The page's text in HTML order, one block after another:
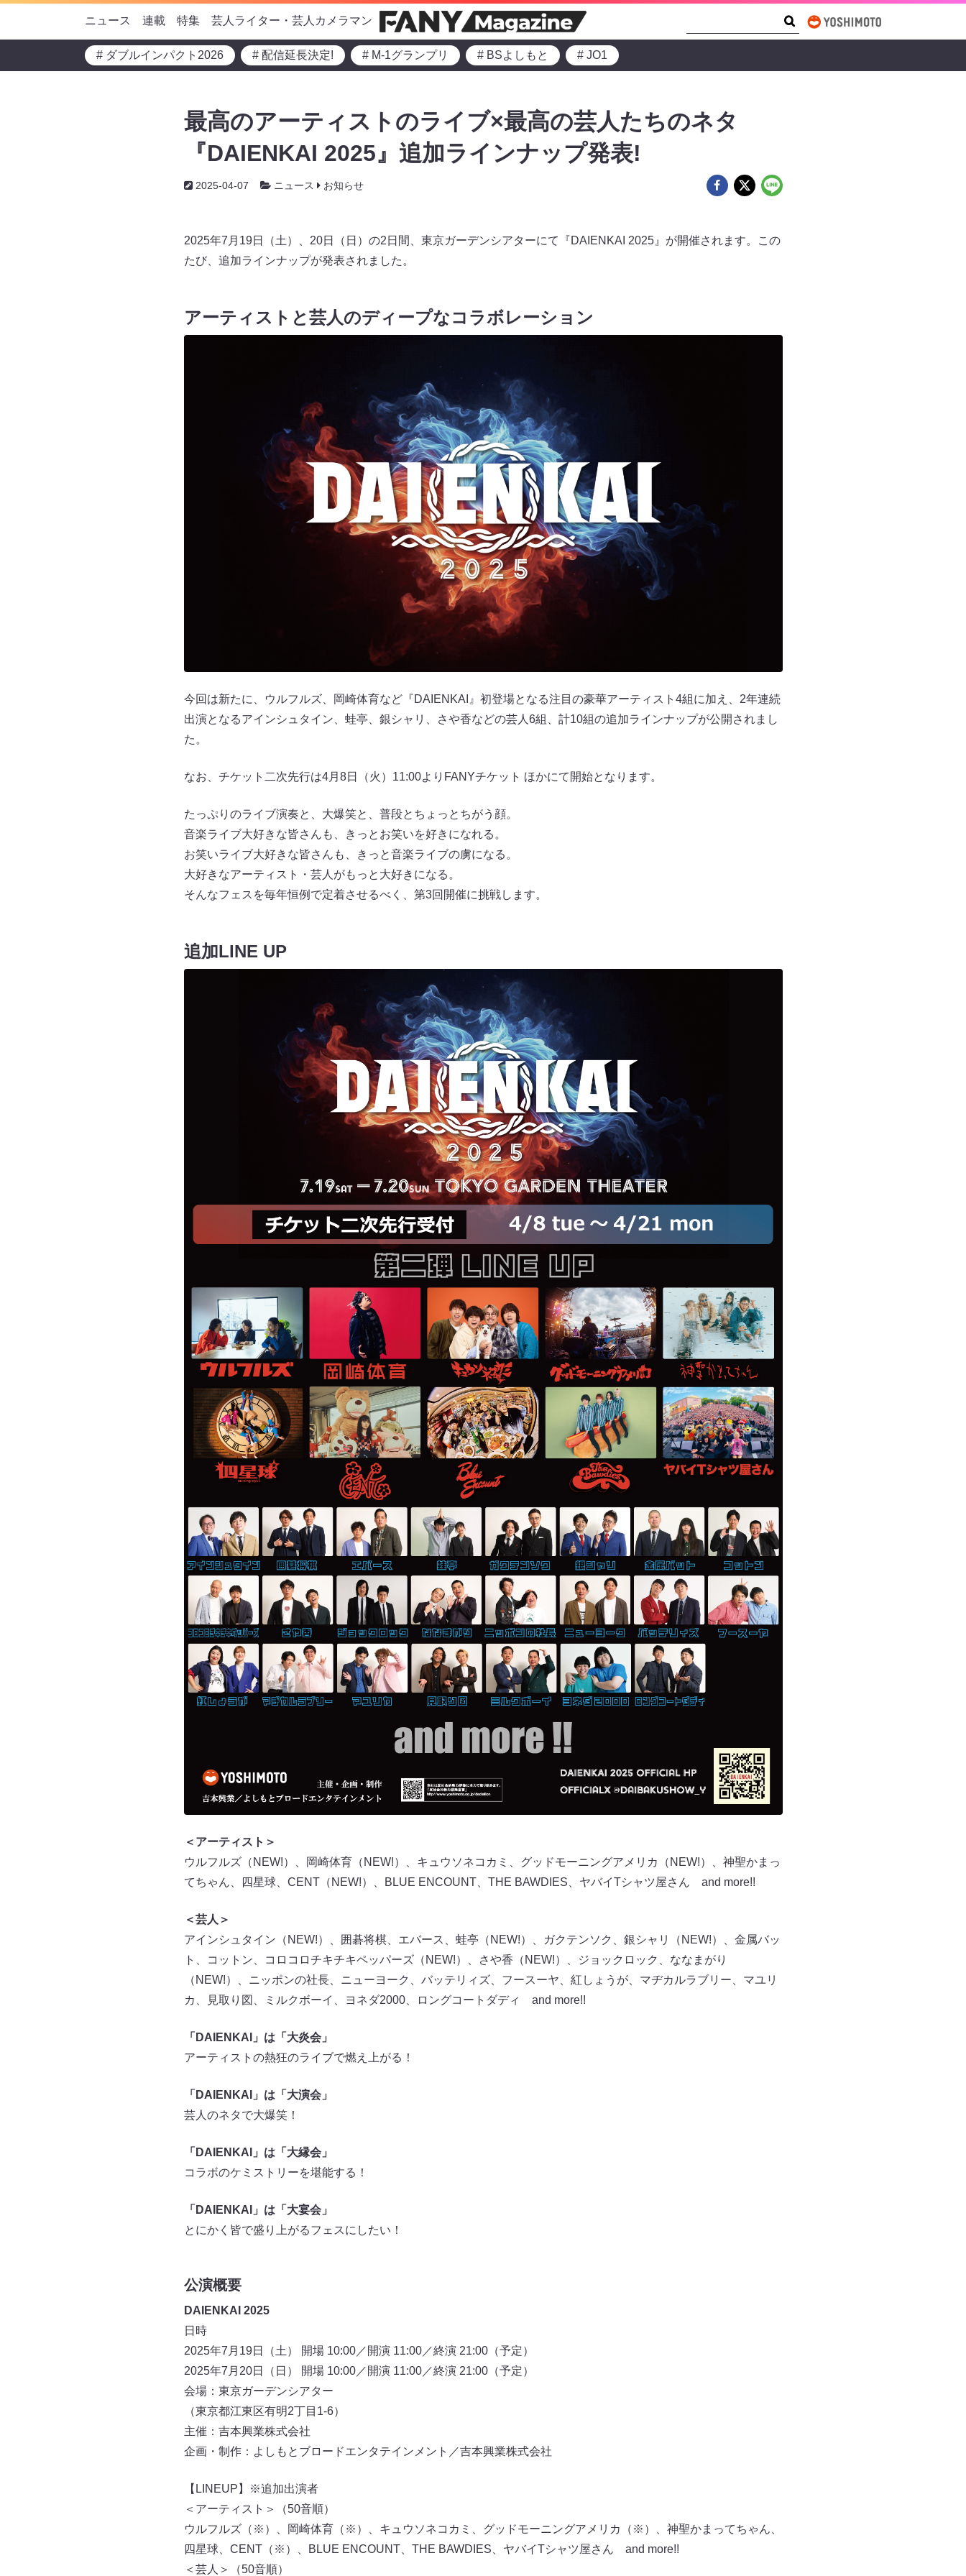
ニュース 連載 特集 芸人ライター・芸人カメラマン
# ダブルインパクト2026 # 配信延長決定! # M-1グランプリ # BSよしもと # JO1
最高のアーティストのライブ×最高の芸人たちのネタ
『DAIENKAI 2025』追加ラインナップ発表!
2025-04-07 ニュース お知らせ
2025年7月19日（土）、20日（日）の2日間、東京ガーデンシアターにて『DAIENKAI 2025』が開催されます。この
たび、追加ラインナップが発表されました。
アーティストと芸人のディープなコラボレーション
今回は新たに、ウルフルズ、岡崎体育など『DAIENKAI』初登場となる注目の豪華アーティスト4組に加え、2年連続
出演となるアインシュタイン、蛙亭、銀シャリ、さや香などの芸人6組、計10組の追加ラインナップが公開されまし
た。
なお、チケット二次先行は4月8日（火）11:00よりFANYチケット ほかにて開始となります。
たっぷりのライブ演奏と、大爆笑と、普段とちょっとちがう顔。
音楽ライブ大好きな皆さんも、きっとお笑いを好きになれる。
お笑いライブ大好きな皆さんも、きっと音楽ライブの虜になる。
大好きなアーティスト・芸人がもっと大好きになる。
そんなフェスを毎年恒例で定着させるべく、第3回開催に挑戦します。
追加LINE UP
＜アーティスト＞
ウルフルズ（NEW!）、岡崎体育（NEW!）、キュウソネコカミ、グッドモーニングアメリカ（NEW!）、神聖かまっ
てちゃん、四星球、CENT（NEW!）、BLUE ENCOUNT、THE BAWDIES、ヤバイTシャツ屋さん and more!!
＜芸人＞
アインシュタイン（NEW!）、囲碁将棋、エバース、蛙亭（NEW!）、ガクテンソク、銀シャリ（NEW!）、金属バッ
ト、コットン、コロコロチキチキペッパーズ（NEW!）、さや香（NEW!）、ジョックロック、ななまがり
（NEW!）、ニッポンの社長、ニューヨーク、バッテリィズ、フースーヤ、紅しょうが、マヂカルラブリー、マユリ
カ、見取り図、ミルクボーイ、ヨネダ2000、ロングコートダディ and more!!
「DAIENKAI」は「大炎会」
アーティストの熱狂のライブで燃え上がる！
「DAIENKAI」は「大演会」
芸人のネタで大爆笑！
「DAIENKAI」は「大縁会」
コラボのケミストリーを堪能する！
「DAIENKAI」は「大宴会」
とにかく皆で盛り上がるフェスにしたい！
公演概要
DAIENKAI 2025
日時
2025年7月19日（土） 開場 10:00／開演 11:00／終演 21:00（予定）
2025年7月20日（日） 開場 10:00／開演 11:00／終演 21:00（予定）
会場：東京ガーデンシアター
（東京都江東区有明2丁目1-6）
主催：吉本興業株式会社
企画・制作：よしもとブロードエンタテインメント／吉本興業株式会社
【LINEUP】※追加出演者
＜アーティスト＞（50音順）
ウルフルズ（※）、岡崎体育（※）、キュウソネコカミ、グッドモーニングアメリカ（※）、神聖かまってちゃん、
四星球、CENT（※）、BLUE ENCOUNT、THE BAWDIES、ヤバイTシャツ屋さん and more!!
＜芸人＞（50音順）